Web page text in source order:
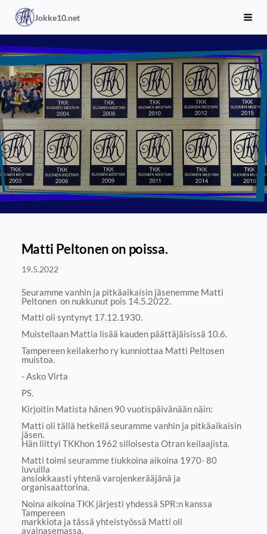
Siirry
sivun
sisältöön
Jokke10.net
Matti Peltonen on poissa.
19.5.2022
Seuramme vanhin ja pitkäaikaisin jäsenemme Matti
Peltonen on nukkunut pois 14.5.2022.
Matti oli syntynyt 17.12.1930.
Muistellaan Mattia lisää kauden päättäjäisissä 10.6.
Tampereen keilakerho ry kunniottaa Matti Peltosen
muistoa.
- Asko Virta
PS.
Kirjoitin Matista hänen 90 vuotispäivänään näin:
Matti oli tällä hetkellä seuramme vanhin ja pitkäaikaisin
jäsen.
Hän liittyi TKKhon 1962 silloisesta Otran keilaajista.
Matti toimi seuramme tiukkoina aikoina 1970- 80
luvuilla
ansiokkaasti yhtenä varojenkerääjänä ja
organisaattorina.
Noina aikoina TKK järjesti yhdessä SPR:n kanssa
Tampereen
markkiota ja tässä yhteistyössä Matti oli
avainasemassa.